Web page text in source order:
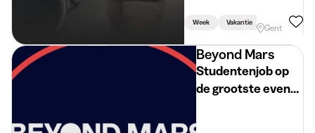
Week Vakantie Weekend
Gent
Beyond Mars
Studentenjob op
de grootste events
(GENT)